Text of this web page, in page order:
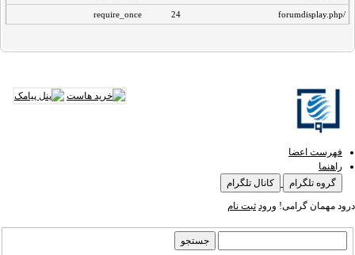
/forumdisplay.php
24
require_once
فهرست اعضا
راهنما
گروه تلگرام
کانال تلگرام
درود مهمان گرامی! ورود ثبت نام